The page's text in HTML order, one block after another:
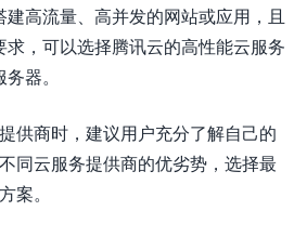
高流量、高并发的网站或应用，且
求，可以选择腾讯云的高性能云服务
器。
供商时，建议用户充分了解自己的
同云服务提供商的优劣势，选择最
案。